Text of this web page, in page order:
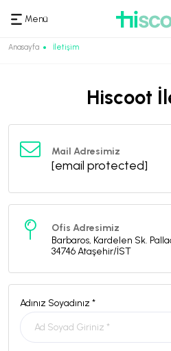
Menü
Anasayfa İletişim
Hiscoot
Mail Adresimiz
[email protected]
Ofis Adresimiz
Barbaros, Kardelen Sk.
34746 Ataşehir/İST
Adınız Soyadınız *